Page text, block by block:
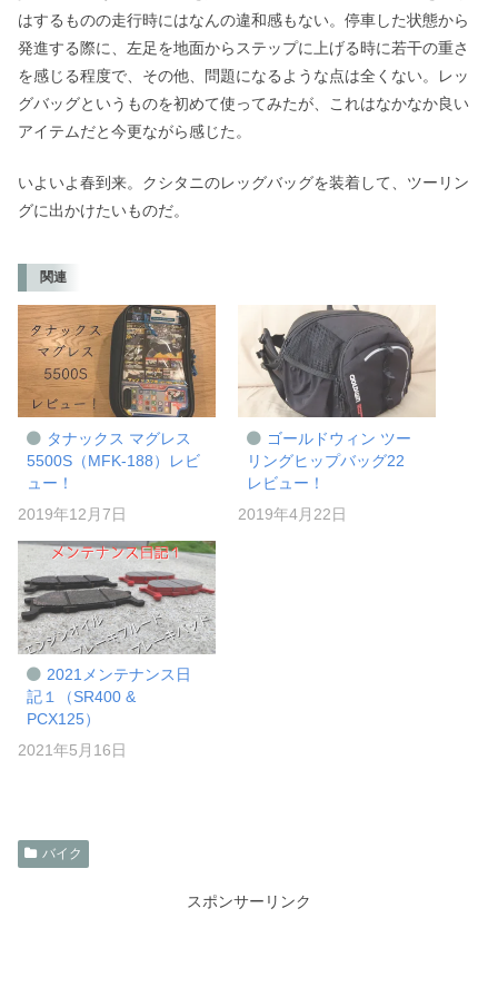
はするものの走行時にはなんの違和感もない。停車した状態から
発進する際に、左足を地面からステップに上げる時に若干の重さ
を感じる程度で、その他、問題になるような点は全くない。レッ
グバッグというものを初めて使ってみたが、これはなかなか良い
アイテムだと今更ながら感じた。
いよいよ春到来。クシタニのレッグバッグを装着して、ツーリン
グに出かけたいものだ。
関連
タナックス マグレス
5500S（MFK-188）レビ
ュー！
2019年12月7日
ゴールドウィン ツー
リングヒップバッグ22
レビュー！
2019年4月22日
2021メンテナンス日
記１（SR400 &
PCX125）
2021年5月16日
バイク
スポンサーリンク